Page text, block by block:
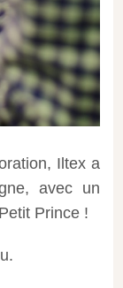
Iltex a
avec un
Prince !